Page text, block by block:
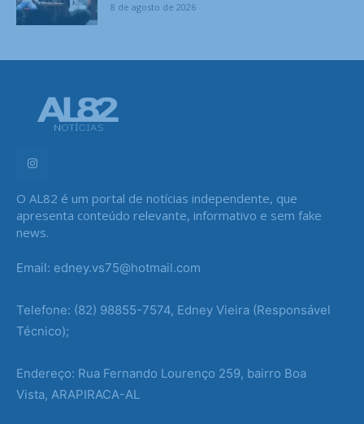
8 de agosto de 2026
O AL82 é um portal de notícias independente, que
apresenta conteúdo relevante, informativo e sem fake
news.
Email: edney.vs75@hotmail.com
Telefone: (82) 98855-7574, Edney Vieira (Responsável
Técnico);
Endereço: Rua Fernando Lourenço 259, bairro Boa
Vista, ARAPIRACA-AL